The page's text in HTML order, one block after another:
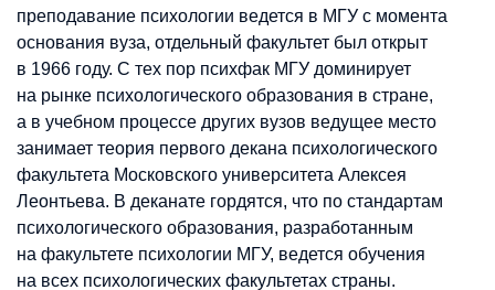
преподавание психологии ведется в МГУ с момента
основания вуза, отдельный факультет был открыт
в 1966 году. С тех пор психфак МГУ доминирует
на рынке психологического образования в стране,
а в учебном процессе других вузов ведущее место
занимает теория первого декана психологического
факультета Московского университета Алексея
Леонтьева. В деканате гордятся, что по стандартам
психологического образования, разработанным
на факультете психологии МГУ, ведется обучения
на всех психологических факультетах страны.